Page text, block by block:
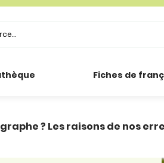
Fiches de
? Les raisons de nos